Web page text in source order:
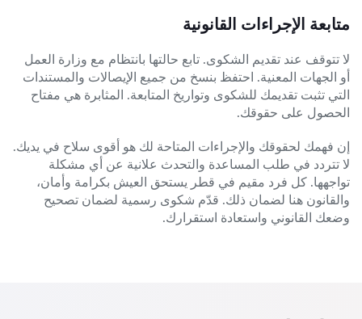
متابعة الإجراءات القانونية
لا تتوقف عند تقديم الشكوى. تابع حالتها بانتظام مع وزارة العمل
أو الجهات المعنية. احتفظ بنسخ من جميع الإيصالات والمستندات
التي تثبت تقديمك للشكوى وتواريخ المتابعة. المثابرة هي مفتاح
الحصول على حقوقك.
إن فهمك لحقوقك والإجراءات المتاحة لك هو أقوى سلاح في يديك.
لا تتردد في طلب المساعدة والتحدث علانية عن أي مشكلة
تواجهها. كل فرد مقيم في قطر يستحق العيش بكرامة وأمان،
والقانون هنا لضمان ذلك. قدّم شكوى رسمية لضمان تصحيح
وضعك القانوني واستعادة استقرارك.